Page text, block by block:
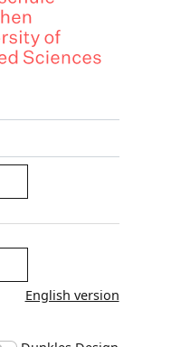
English version